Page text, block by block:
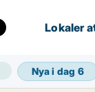
Lokaler
Nya i dag 6